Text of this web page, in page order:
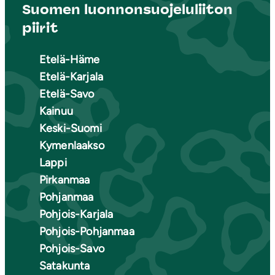
Suomen luonnonsuojeluliiton
piirit
Etelä-Häme
Etelä-Karjala
Etelä-Savo
Kainuu
Keski-Suomi
Kymenlaakso
Lappi
Pirkanmaa
Pohjanmaa
Pohjois-Karjala
Pohjois-Pohjanmaa
Pohjois-Savo
Satakunta